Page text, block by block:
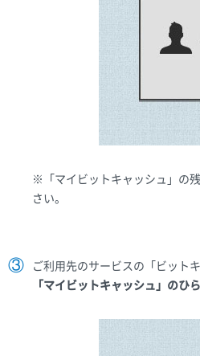
※「マイビットキャッシュ」の
さい。
ご利用先のサービスの「ビット
「マイビットキャッシュ」のひ